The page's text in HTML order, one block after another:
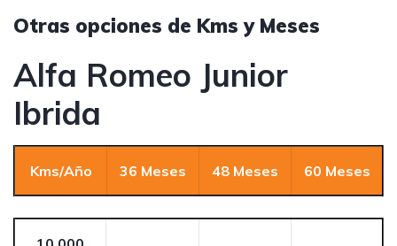
Otras opciones de Kms y Meses
Alfa Romeo Junior
Ibrida
Kms/Año 36 Meses 48 Meses 60 Meses